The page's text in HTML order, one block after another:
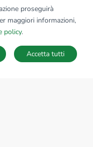
RICERCA
proseguirà
maggiori informazioni,
policy.
Accetta tutti